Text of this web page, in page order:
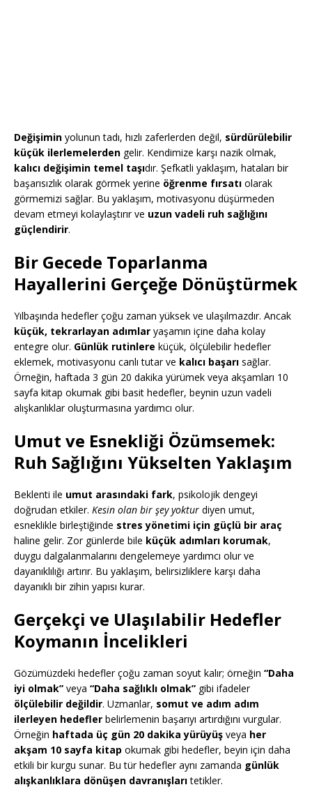
Değişimin yolunun tadı, hızlı zaferlerden değil, sürdürülebilir
küçük ilerlemelerden gelir. Kendimize karşı nazik olmak,
kalıcı değişimin temel taşıdır. Şefkatli yaklaşım, hataları bir
başarısızlık olarak görmek yerine öğrenme fırsatı olarak
görmemizi sağlar. Bu yaklaşım, motivasyonu düşürmeden
devam etmeyi kolaylaştırır ve uzun vadeli ruh sağlığını
güçlendirir.
Bir Gecede Toparlanma
Hayallerini Gerçeğe Dönüştürmek
Yılbaşında hedefler çoğu zaman yüksek ve ulaşılmazdır. Ancak
küçük, tekrarlayan adımlar yaşamın içine daha kolay
entegre olur. Günlük rutinlere küçük, ölçülebilir hedefler
eklemek, motivasyonu canlı tutar ve kalıcı başarı sağlar.
Örneğin, haftada 3 gün 20 dakika yürümek veya akşamları 10
sayfa kitap okumak gibi basit hedefler, beynin uzun vadeli
alışkanlıklar oluşturmasına yardımcı olur.
Umut ve Esnekliği Özümsemek:
Ruh Sağlığını Yükselten Yaklaşım
Beklenti ile umut arasındaki fark, psikolojik dengeyi
doğrudan etkiler. Kesin olan bir şey yoktur diyen umut,
esneklikle birleştiğinde stres yönetimi için güçlü bir araç
haline gelir. Zor günlerde bile küçük adımları korumak,
duygu dalgalanmalarını dengelemeye yardımcı olur ve
dayanıklılığı artırır. Bu yaklaşım, belirsizliklere karşı daha
dayanıklı bir zihin yapısı kurar.
Gerçekçi ve Ulaşılabilir Hedefler
Koymanın İncelikleri
Gözümüzdeki hedefler çoğu zaman soyut kalır; örneğin “Daha
iyi olmak” veya “Daha sağlıklı olmak” gibi ifadeler
ölçülebilir değildir. Uzmanlar, somut ve adım adım
ilerleyen hedefler belirlemenin başarıyı artırdığını vurgular.
Örneğin haftada üç gün 20 dakika yürüyüş veya her
akşam 10 sayfa kitap okumak gibi hedefler, beyin için daha
etkili bir kurgu sunar. Bu tür hedefler aynı zamanda günlük
alışkanlıklara dönüşen davranışlarıtetikler.